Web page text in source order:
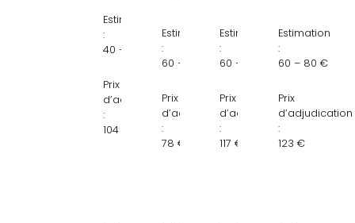
or
jaune
carats,
forme
octogonale,
Estimation
:
40 – 60 €
Prix
d’adjudication
:
104 €
en
platine
et
blanches
de
culture
Estimation
:
60 – 80 €
Prix
d’adjudication
:
78 €
18
carats,
tour
doigt
57
Estimation
:
60 – 80 €
Prix
d’adjudication
:
117 €
18
carats,
750/1000,
de
doigt
55
Estimation
:
60 – 80 €
Prix
d’adjudication
:
123 €